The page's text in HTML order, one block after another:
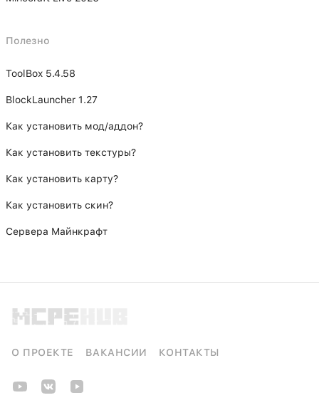
Полезно
ToolBox 5.4.58
BlockLauncher 1.27
Как установить мод/аддон?
Как установить текстуры?
Как установить карту?
Как установить скин?
Сервера Майнкрафт
О ПРОЕКТЕ ВАКАНСИИ КОНТАКТЫ